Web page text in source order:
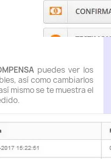
puedes ver los
así como cambiarlos
mismo se te muestra el